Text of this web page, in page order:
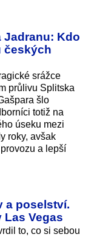
Jadranu: Kdo
českých
srážce
průlivu Splitska
šlo
totiž na
úseku mezi
roky, avšak
a lepší
a poselství.
Las Vegas
to, co si sebou